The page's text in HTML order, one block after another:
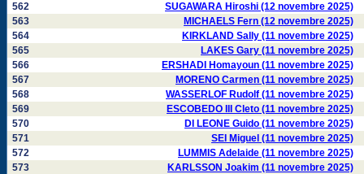
562
SUGAWARA Hiroshi (12 novembre 2025)
563
MICHAELS Fern (12 novembre 2025)
564
KIRKLAND Sally (11 novembre 2025)
565
LAKES Gary (11 novembre 2025)
566
ERSHADI Homayoun (11 novembre 2025)
567
MORENO Carmen (11 novembre 2025)
568
WASSERLOF Rudolf (11 novembre 2025)
569
ESCOBEDO III Cleto (11 novembre 2025)
570
DI LEONE Guido (11 novembre 2025)
571
SEI Miguel (11 novembre 2025)
572
LUMMIS Adelaide (11 novembre 2025)
573
KARLSSON Joakim (11 novembre 2025)